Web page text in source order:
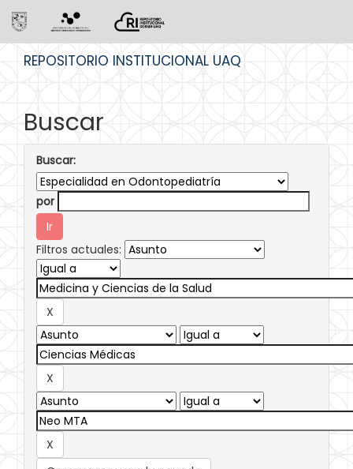
REPOSITORIO INSTITUCIONAL UAQ
Buscar
Buscar:
por
Filtros actuales: